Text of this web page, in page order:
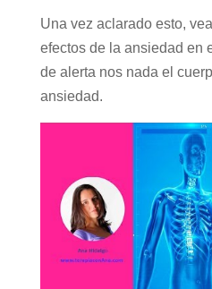
Una vez aclarado esto,
efectos de la ansiedad en
de alerta nos nada el
ansiedad.